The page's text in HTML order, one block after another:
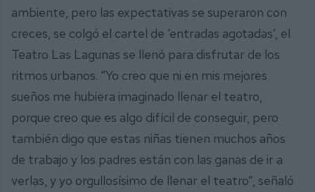
ambiente, pero las expectativas se superaron con
creces, se colgó el cartel de ‘entradas agotadas’, el
Teatro Las Lagunas se llenó para disfrutar de los
ritmos urbanos. “Yo creo que ni en mis mejores
sueños me hubiera imaginado llenar el teatro,
porque creo que es algo difícil de conseguir, pero
también digo que estas niñas tienen muchos años
de trabajo y los padres están con las ganas de ir a
verlas, y yo orgullosísimo de llenar el teatro”, señaló